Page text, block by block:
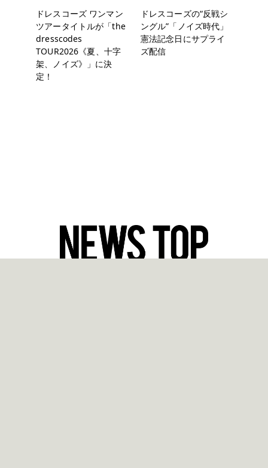
ドレスコーズ ワンマン
ツアータイトルが「the
dresscodes
TOUR2026《夏、十字
架、ノイズ》」に決
定！
ドレスコーズの“反戦シ
ングル”「ノイズ時代」
憲法記念日にサプライ
ズ配信